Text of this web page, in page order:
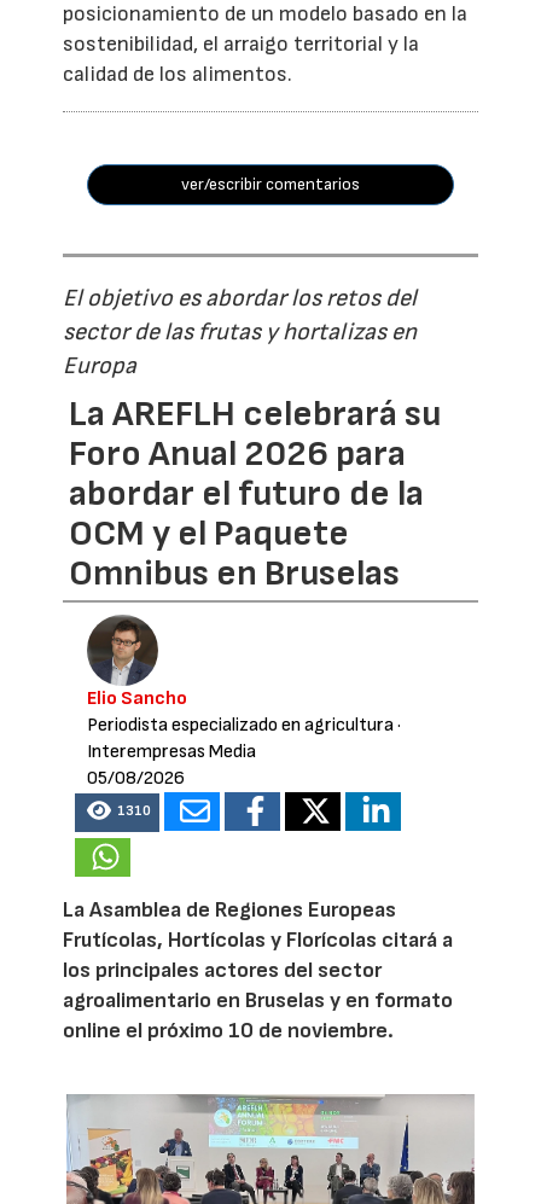
posicionamiento de un modelo basado en la
sostenibilidad, el arraigo territorial y la
calidad de los alimentos.
ver/escribir comentarios
El objetivo es abordar los retos del
sector de las frutas y hortalizas en
Europa
La AREFLH celebrará su
Foro Anual 2026 para
abordar el futuro de la
OCM y el Paquete
Omnibus en Bruselas
Elio Sancho
Periodista especializado en agricultura·
Interempresas Media
05/08/2026
1310
La Asamblea de Regiones Europeas
Frutícolas, Hortícolas y Florícolas citará a
los principales actores del sector
agroalimentario en Bruselas y en formato
online el próximo 10 de noviembre.